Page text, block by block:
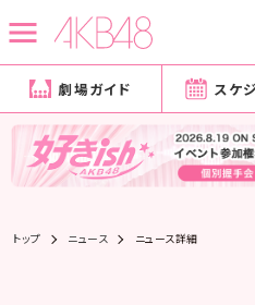
劇場ガイド スケ
トップ ニュース ニュース詳細